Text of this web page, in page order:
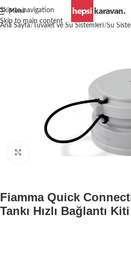
Skip to navigation
Skip to main content
Menü
Ana Sayfa Tuvalet ve Su Sistemleri Su
Fiamma Quick
Tankı Hızlı Bağlantı Kiti